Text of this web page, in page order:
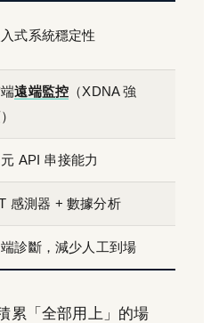
式系統穩定性
遠端監控 （XDNA 強
API 串接能力
感測器 + 數據分析
診斷，減少人工到場
累「全部用上」的場